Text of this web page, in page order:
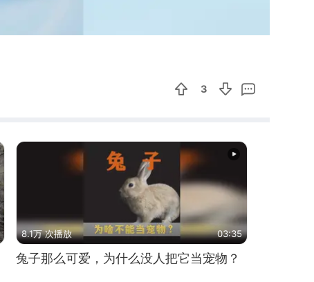
3
8.1万 次播放 03:35
兔子那么可爱，为什么没人把它当宠物？